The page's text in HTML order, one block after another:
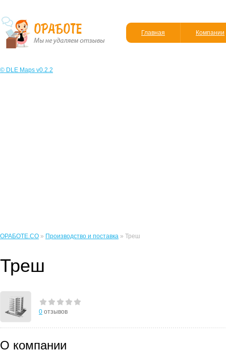
Главная Компании
© DLE Maps v0.2.2
ОРАБОТЕ.CO » Производство и поставка » Треш
Треш
0 отзывов
О компании